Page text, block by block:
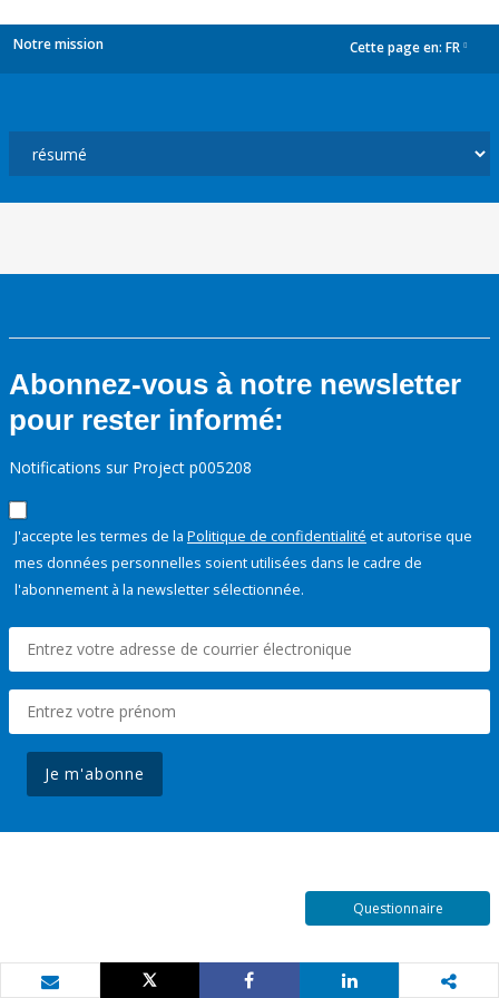
Notre mission Cette page en: FR
Abonnez-vous à notre newsletter
pour rester informé:
Notifications sur Project p005208
J'accepte les termes de la Politique de confidentialité et autorise que
mes données personnelles soient utilisées dans le cadre de
l'abonnement à la newsletter sélectionnée.
Je m'abonne
Questionnaire